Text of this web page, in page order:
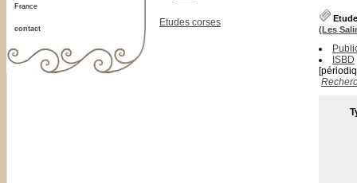
Etudes corses
(Les
ISBD
France
contact